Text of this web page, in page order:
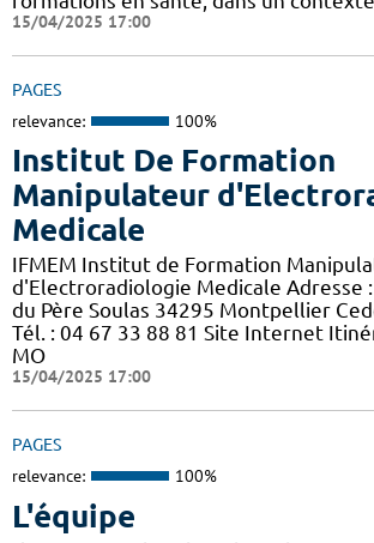
15/04/2025 17:00
PAGES
relevance: 100%
Institut De Formation
Manipulateur
Medicale
IFMEM Institut de Formation
d'Electroradiologie Medicale Adresse
du Père Soulas 34295 Montpellier
Tél. : 04 67 33 88 81 Site Internet
MO
15/04/2025 17:00
PAGES
relevance: 100%
L'équipe